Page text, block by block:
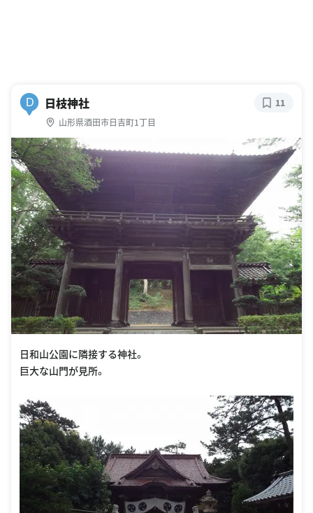
D 日枝神社
山形県酒田市日吉町1丁目
11
日和山公園に隣接する神社。
巨大な山門が見所。